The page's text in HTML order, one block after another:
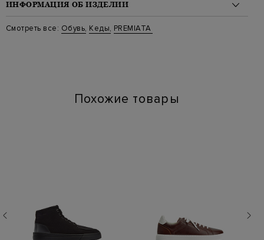
ИНФОРМАЦИЯ ОБ ИЗДЕЛИИ
Материал: текстиль 100%
Смотреть все: Обувь, Кеды, PREMIATA
Похожие товары